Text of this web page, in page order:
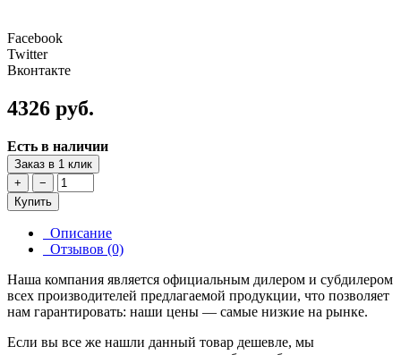
Facebook
Twitter
Вконтакте
4326 руб.
Есть в наличии
Заказ в 1 клик
+
−
Купить
Описание
Отзывов (0)
Наша компания является официальным дилером и субдилером
всех производителей предлагаемой продукции, что позволяет
нам гарантировать: наши цены — самые низкие на рынке.
Если вы все же нашли данный товар дешевле, мы